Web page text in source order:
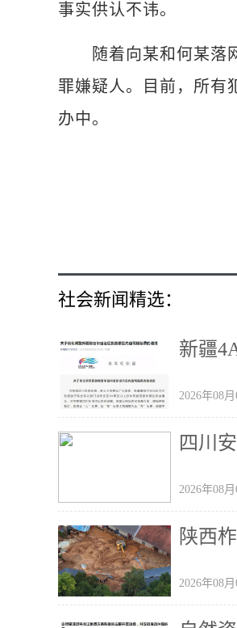
事实供认不讳。
随着向某和何某落网
罪嫌疑人。目前，所有
办中。
社会新闻精选：
新疆
2026年08
四川
2026年08
陕西
2026年08